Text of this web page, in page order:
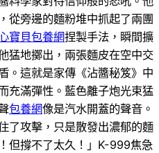
從旁邊的麵粉堆中抓起了兩團
寶貝包養網捏製手法，瞬間擴
猛地擲出，兩張麵皮在空中交
。這就是家傳《沾醬秘笈》中
充滿彈性。藍色離子炮光束猛
包養網像是汽水開蓋的聲音。
了攻擊，只是散發出濃郁的麵
但撐不了太久！」K-999焦急